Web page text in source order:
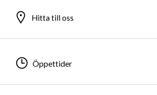
Hitta till oss
Öppettider